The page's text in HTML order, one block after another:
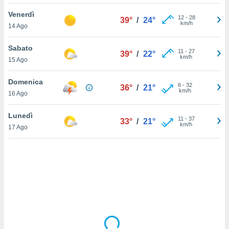
cookie
il tuo
in
a piè
del
Venerdì
14 Ago
39° / 24° 12- 28
km/h
Sabato
15 Ago
39° / 22° 11 - 27
km/h
Domenica
16 Ago
36° / 21° 6- 32
km/h
Lunedì
17 Ago
33° / 21° 11 - 37
km/h